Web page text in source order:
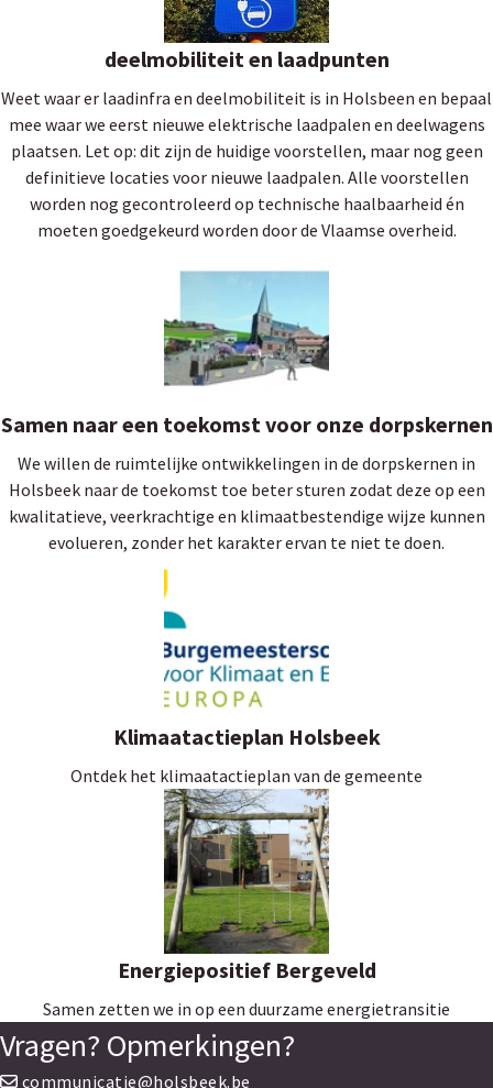
deelmobiliteit en laadpunten
Weet waar er laadinfra en deelmobiliteit is in Holsbeen en bepaal
mee waar we eerst nieuwe elektrische laadpalen en deelwagens
plaatsen. Let op: dit zijn de huidige voorstellen, maar nog geen
definitieve locaties voor nieuwe laadpalen. Alle voorstellen
worden nog gecontroleerd op technische haalbaarheid én
moeten goedgekeurd worden door de Vlaamse overheid.
Samen naar een toekomst voor onze dorpskernen
We willen de ruimtelijke ontwikkelingen in de dorpskernen in
Holsbeek naar de toekomst toe beter sturen zodat deze op een
kwalitatieve, veerkrachtige en klimaatbestendige wijze kunnen
evolueren, zonder het karakter ervan te niet te doen.
Klimaatactieplan Holsbeek
Ontdek het klimaatactieplan van de gemeente
Energiepositief Bergeveld
Samen zetten we in op een duurzame energietransitie
Vragen? Opmerkingen?
communicatie@holsbeek.be